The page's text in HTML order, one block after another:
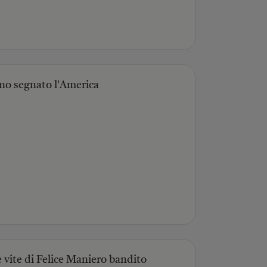
segnato l'America
vite di Felice Maniero bandito